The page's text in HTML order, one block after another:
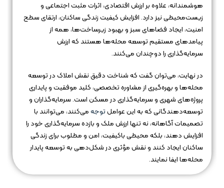
هوشمندانه، علاوه بر ارزش اقتصادی، اثرات مثبت اجتماعی و
زیست‌محیطی نیز دارد. افزایش کیفیت زندگی ساکنان، ارتقای سطح
امنیت، ایجاد فضاهای سبز و بهبود زیرساخت‌ها، همه از
پیامدهای مستقیم توسعه محله‌ها هستند که ارزش
سرمایه‌گذاری را دوچندان می‌کنند.
در نهایت، می‌توان گفت که شناخت دقیق نقش املاک در توسعه
محله‌ها و بهره‌گیری از مشاوره تخصصی، کلید موفقیت و پایداری
پروژه‌های شهری و سرمایه‌گذاری در مسکن است. سرمایه‌گذاران و
توسعه‌دهندگانی که به این عواملتوجهمی‌کنند، می‌توانند با
تصمیمات آگاهانه، نه تنها ارزش ملک و بازده سرمایه‌گذاری خود را
افزایش دهند، بلکه محیطی باکیفیت، امن و مطلوب برای زندگی
ساکنان ایجاد کنند و نقش مؤثری در شکل‌دهی به توسعه پایدار
محله‌ها ایفا نمایند.